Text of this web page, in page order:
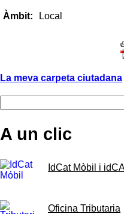
Àmbit: Local
La meva carpeta ciutadana
A un clic
IdCat Mòbil i
Oficina Tributaria